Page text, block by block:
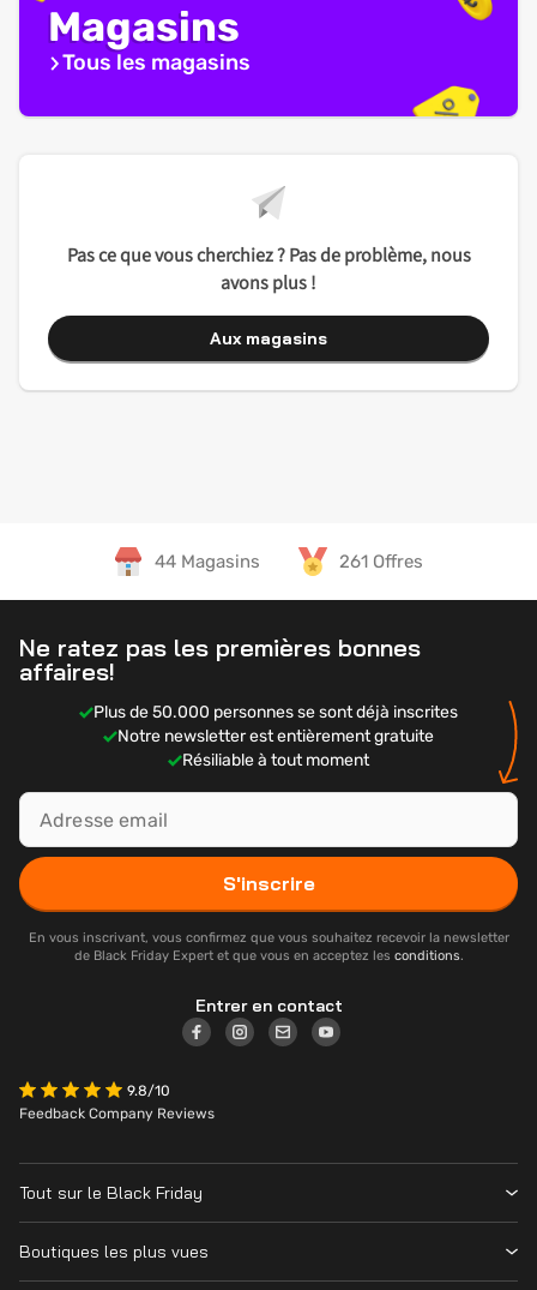
Magasins
Tous les magasins
Pas ce que vous cherchiez ? Pas de problème, nous
avons plus !
Aux magasins
44 Magasins 261 Offres
Ne ratez pas les premières bonnes
affaires!
Plus de 50.000 personnes se sont déjà inscrites
Notre newsletter est entièrement gratuite
Résiliable à tout moment
S'inscrire
En vous inscrivant, vous confirmez que vous souhaitez recevoir la newsletter
de Black Friday Expert et que vous en acceptez les conditions.
Entrer en contact
9.8/10
Feedback Company Reviews
Tout sur le Black Friday
Boutiques les plus vues